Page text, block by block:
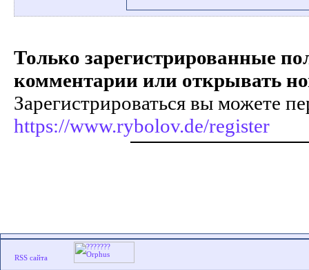
Только зарегистрированные
комментарии или открывать
Зарегистрироваться вы можете
https://www.rybolov.de/register